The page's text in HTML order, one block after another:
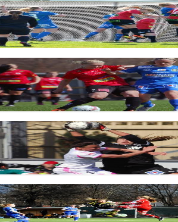
LB 07 – QBIK
April 2013, 22:40
IF Limhamn Bunkeflo – QBIK
April 2013, 21:10
LdB FC Malmö – Mallbackens IF